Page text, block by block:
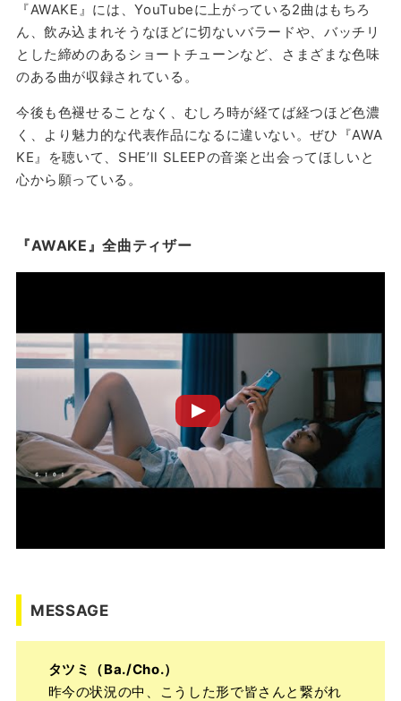
『AWAKE』には、YouTubeに上がっている2曲はもちろ
ん、飲み込まれそうなほどに切ないバラードや、バッチリ
とした締めのあるショートチューンなど、さまざまな色味
のある曲が収録されている。
今後も色褪せることなく、むしろ時が経てば経つほど色濃
く、より魅力的な代表作品になるに違いない。ぜひ『AWA
KE』を聴いて、SHE’ll SLEEPの音楽と出会ってほしいと
心から願っている。
『AWAKE』全曲ティザー
MESSAGE
タツミ（Ba./Cho.）
昨今の状況の中、こうした形で皆さんと繋がれ